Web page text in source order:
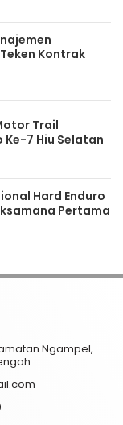
Kontrak
Trail
7 Hiu Selatan
Hard Enduro
Pertama
Ngampel,